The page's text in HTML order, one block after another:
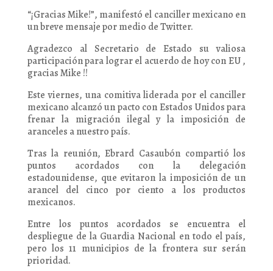
“¡Gracias Mike!”, manifestó el canciller mexicano en
un breve mensaje por medio de Twitter.
Agradezco al Secretario de Estado su valiosa
participación para lograr el acuerdo de hoy con EU ,
gracias Mike !!
Este viernes, una comitiva liderada por el canciller
mexicano alcanzó un pacto con Estados Unidos para
frenar la migración ilegal y la imposición de
aranceles a nuestro país.
Tras la reunión, Ebrard Casaubón compartió los
puntos acordados con la delegación
estadounidense, que evitaron la imposición de un
arancel del cinco por ciento a los productos
mexicanos.
Entre los puntos acordados se encuentra el
despliegue de la Guardia Nacional en todo el país,
pero los 11 municipios de la frontera sur serán
prioridad.